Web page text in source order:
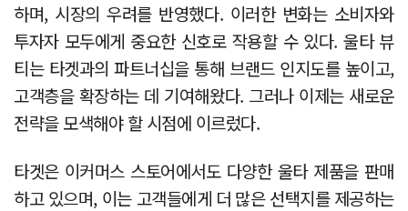
하며, 시장의 우려를 반영했다. 이러한 변화는 소비자와
투자자 모두에게 중요한 신호로 작용할 수 있다. 울타 뷰
티는 타겟과의 파트너십을 통해 브랜드 인지도를 높이고,
고객층을 확장하는 데 기여해왔다. 그러나 이제는 새로운
전략을 모색해야 할 시점에 이르렀다.
타겟은 이커머스 스토어에서도 다양한 울타 제품을 판매
하고 있으며, 이는 고객들에게 더 많은 선택지를 제공하는